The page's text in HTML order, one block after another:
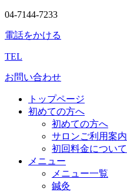
04-7144-7233
電話をかける
TEL
お問い合わせ
トップページ
初めての方へ
初めての方へ
サロンご利用案内
初回料金について
メニュー
メニュー一覧
鍼灸